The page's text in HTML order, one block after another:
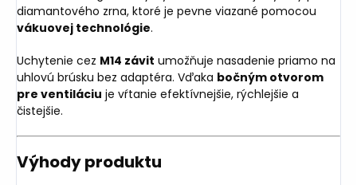
diamantového zrna, ktoré je pevne viazané pomocou
vákuovej technológie.
Uchytenie cez M14 závit umožňuje nasadenie priamo na
uhlovú brúsku bez adaptéra. Vďaka bočným otvorom
pre ventiláciu je vŕtanie efektívnejšie, rýchlejšie a
čistejšie.
Výhody produktu